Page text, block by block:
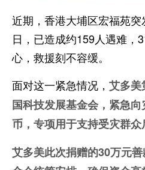
近期，香港大埔区宏福苑
日，已造成约159人遇难，
心，救援刻不容缓。
面对这一紧急情况， 艾多美
国科技发展基金会，紧急
币，专项用于支持受灾群众
艾多美此次捐赠的30万元